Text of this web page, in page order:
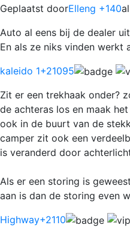
Geplaatst doorElleng +140
Auto al eens bij de dealer
En als ze niks vinden werkt
kaleido 1+21095
Zit er een trekhaak onder?
de achteras los en maak
ook in de buurt van de
camper zit ook een
is veranderd door
Als er een storing is
aan is dan de storing even
Highway+2110